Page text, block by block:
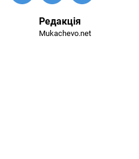
Редакція
Mukachevo.net